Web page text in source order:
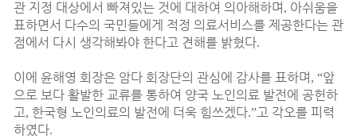
관 지정 대상에서 빠져있는 것에 대하여 의아해하며 , 아쉬움을
표하면서 다수의 국민들에게 적정 의료서비스를 제공한다는 관
점에서 다시 생각해봐야 한다고 견해를 밝혔다.
이에 윤해영 회장은 암다 회장단의 관심에 감사를 표하며 , “앞
으로 보다 활발한 교류를 통하여 양국 노인의료 발전에 공헌하
고, 한국형 노인의료의 발전에 더욱 힘쓰겠다.”고 각오를 피력
하였다.